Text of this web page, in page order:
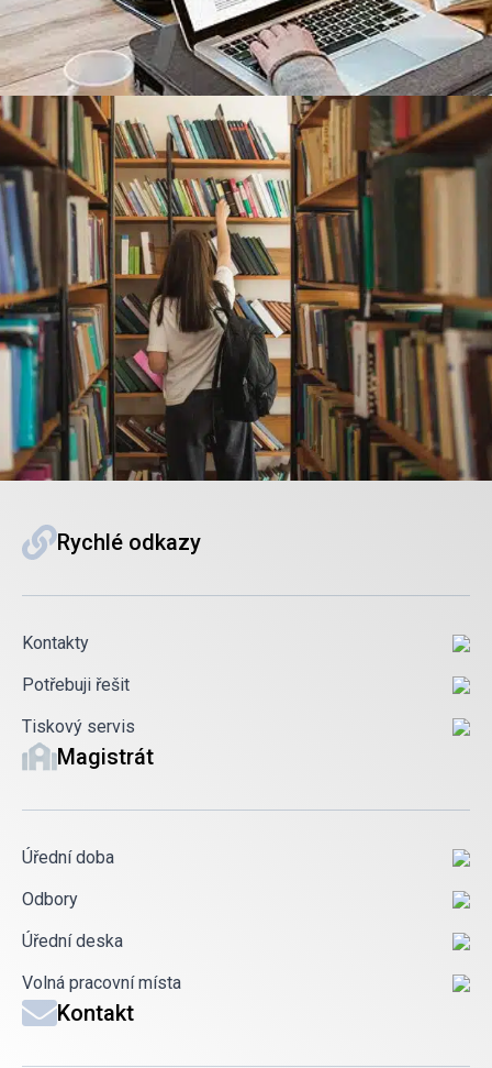
Rychlé odkazy
Kontakty
Potřebuji řešit
Tiskový servis
Magistrát
Úřední doba
Odbory
Úřední deska
Volná pracovní místa
Kontakt